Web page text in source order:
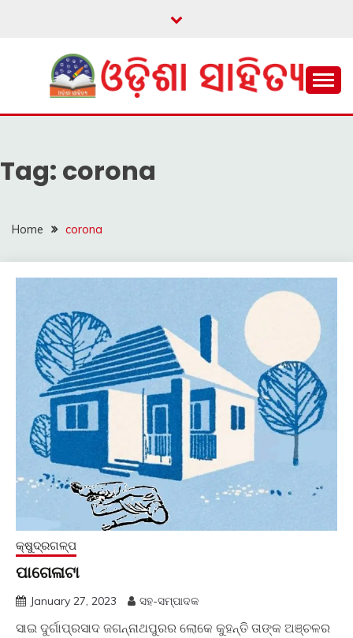
ଓଡ଼ିଶା ସାହିତ୍ୟ
Tag: corona
Home corona
କ୍ଷୁଦ୍ରଗଳ୍ପ
ପାଗେଳାଟା
January 27, 2023 ସହ-ସମ୍ପାଦକ
ସାଇ ଦୁର୍ଗାପ୍ରସାଦ ଜଗନ୍ନାଥପୁରର ଲୋକେ କୁହନ୍ତି ତାଙ୍କ ଅଞ୍ଚଳର